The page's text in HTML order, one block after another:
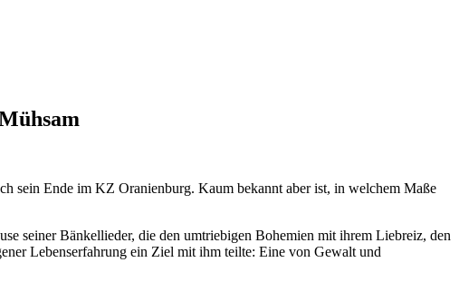
sein Ende im KZ Oranienburg. Kaum bekannt aber ist, in welchem Maße
seiner Bänkellieder, die den umtriebigen Bohemien mit ihrem Liebreiz, den
Lebenserfahrung ein Ziel mit ihm teilte: Eine von Gewalt und